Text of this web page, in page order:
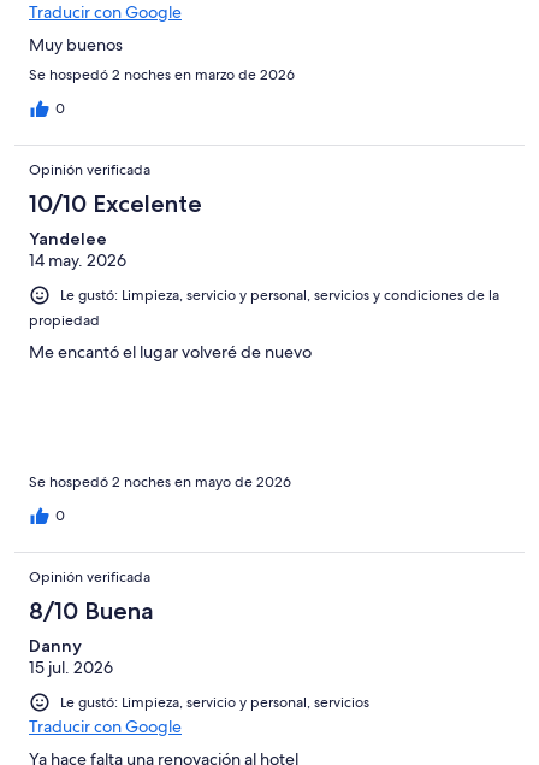
Traducir con Google
Muy buenos
Se hospedó 2 noches en marzo de 2026
0
Opinión verificada
10/10 Excelente
Yandelee
14 may. 2026
Le gustó: Limpieza, servicio y personal, servicios y condiciones de la
propiedad
Me encantó el lugar volveré de nuevo
Se hospedó 2 noches en mayo de 2026
0
Opinión verificada
8/10 Buena
Danny
15 jul. 2026
Le gustó: Limpieza, servicio y personal, servicios
Traducir con Google
Ya hace falta una renovación al hotel